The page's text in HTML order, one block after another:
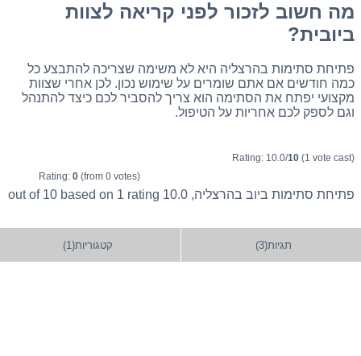
מה חשוב לזכור לפני קריאה לצוות
ביובית?
פתיחת סתימות בהרצליה היא לא משימה שצריכה להתבצע כל
כמה חודשים אם אתם שומרים על שימוש נכון. לכן אחרי שצוות
מקצועי יפתח את הסתימה הוא צריך להסביר לכם כיצד להתנהל
וגם לספק לכם אחריות על הטיפול.
Rating: 10.0/10(1 vote cast)
Rating: 0(from 0 votes)
פתיחת סתימות ביוב בהרצליה,
10.0
out of
10based on1rating
קטגוריות(1) תגיות(3)